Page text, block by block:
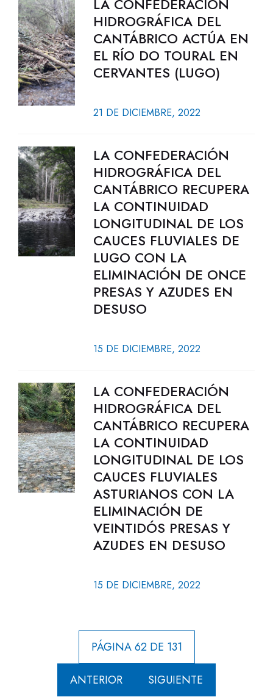
LA CONFEDERACIÓN
HIDROGRÁFICA DEL
CANTÁBRICO ACTÚA EN
EL RÍO DO TOURAL EN
CERVANTES (LUGO)
21 DE DICIEMBRE, 2022
LA CONFEDERACIÓN
HIDROGRÁFICA DEL
CANTÁBRICO RECUPERA
LA CONTINUIDAD
LONGITUDINAL DE LOS
CAUCES FLUVIALES DE
LUGO CON LA
ELIMINACIÓN DE ONCE
PRESAS Y AZUDES EN
DESUSO
15 DE DICIEMBRE, 2022
LA CONFEDERACIÓN
HIDROGRÁFICA DEL
CANTÁBRICO RECUPERA
LA CONTINUIDAD
LONGITUDINAL DE LOS
CAUCES FLUVIALES
ASTURIANOS CON LA
ELIMINACIÓN DE
VEINTIDÓS PRESAS Y
AZUDES EN DESUSO
15 DE DICIEMBRE, 2022
PÁGINA 62 DE 131
ANTERIOR SIGUIENTE